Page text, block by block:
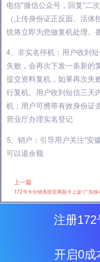
电信”微信公众号，回复“二
（上传身份证正反面、活
统将立即为您做复机处理。
4、非实名停机：用户收到
失败，会再次下发一条新的
提交资料复机，如果再次失
行复机。用户收到短信三天
机；用户可携带有效身份证
营业厅办理实名登记
5、销户：引导用户关注“安
可以退余额
Prev
上一篇
注册172
开启0成